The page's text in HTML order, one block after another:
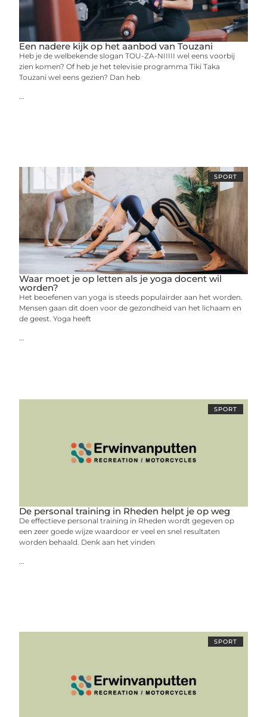
Een nadere kijk op het aanbod van Touzani
Heb je de welbekende slogan TOU-ZA-NIIIII wel eens voorbij
zien komen? Of heb je het televisie programma Tiki Taka
Touzani wel eens gezien? Dan heb
SPORT
Waar moet je op letten als je yoga docent wil
worden?
Het beoefenen van yoga is steeds populairder aan het worden.
Mensen gaan dit doen voor de gezondheid van het lichaam en
de geest. Yoga heeft
SPORT
De personal training in Rheden helpt je op weg
De effectieve personal training in Rheden wordt gegeven op
een zeer goede wijze waardoor er veel en snel resultaten
worden behaald. Denk aan het vinden
SPORT